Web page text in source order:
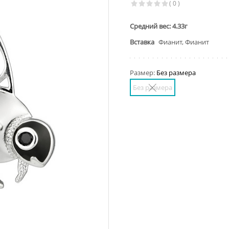
( 0 )
Средний вес: 4.33г
Вставка Фианит, Фианит
Размер: Без размера
Без размера